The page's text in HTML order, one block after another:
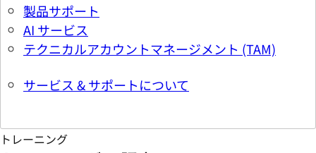
製品サポート
AI サービス
テクニカルアカウントマネージメント (TAM)
サービス & サポートについて
トレーニング